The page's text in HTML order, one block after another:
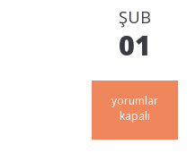
ŞUB
01
SGK
Mevzuatı
yorumlar
kapalı